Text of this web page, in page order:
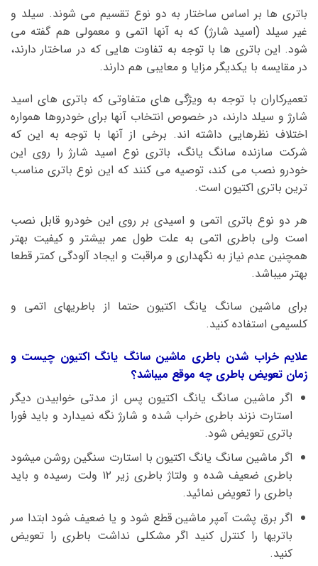
باتری ها بر اساس ساختار به دو نوع تقسیم می شوند. سیلد و
غیر سیلد (اسید شارژ) که به آنها اتمی و معمولی هم گفته می
شود. این باتری ها با توجه به تفاوت هایی که در ساختار دارند،
در مقایسه با یکدیگر مزایا و معایبی هم دارند.
تعمیرکاران با توجه به ویژگی های متفاوتی که باتری های اسید
شارژ و سیلد دارند، در خصوص انتخاب آنها برای خودروها همواره
اختلاف نظرهایی داشته اند. برخی از آنها با توجه به این که
شرکت سازنده سانگ یانگ، باتری نوع اسید شارژ را روی این
خودرو نصب می کند، توصیه می کنند که این نوع باتری مناسب
ترین باتری اکتیون است.
هر دو نوع باتری اتمی و اسیدی بر روی این خودرو قابل نصب
است ولی باطری اتمی به علت طول عمر بیشتر و کیفیت بهتر
همچنین عدم نیاز به نگهداری و مراقبت و ایجاد آلودگی کمتر قطعا
بهتر میباشد.
برای ماشین سانگ یانگ اکتیون حتما از باطریهای اتمی و
کلسیمی استفاده کنید.
علایم خراب شدن باطری ماشین سانگ یانگ اکتیون چیست و
زمان تعویض باطری چه موقع میباشد؟
اگر ماشین سانگ یانگ اکتیون پس از مدتی خوابیدن دیگر
استارت نزند باطری خراب شده و شارژ نگه نمیدارد و باید فورا
باتری تعویض شود.
اگر ماشین سانگ یانگ اکتیون با استارت سنگین روشن میشود
باطری ضعیف شده و ولتاژ باطری زیر ۱۲ ولت رسیده و باید
باطری را تعویض نمائید.
اگر برق پشت آمپر ماشین قطع شود و یا ضعیف شود ابتدا سر
باتریها را کنترل کنید اگر مشکلی نداشت باطری را تعویض
کنید.